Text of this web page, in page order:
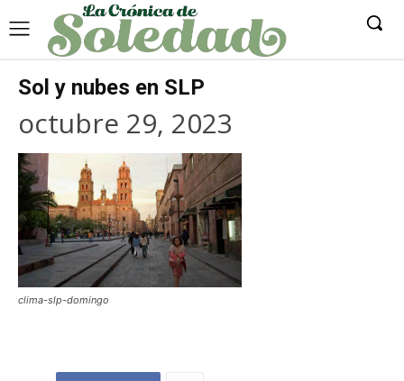
Sol y nubes en SLP
octubre 29, 2023
clima-slp-domingo